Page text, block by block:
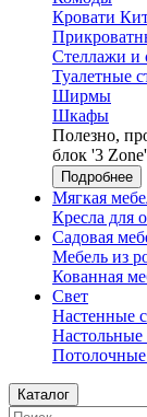
Кровати
Стеллажи и
Туалетные
Ширмы
Шкафы
Полезно,
блок '3 Zone'
Подробнее
Мягкая
Кресла для
Садовая
Мебель из
Кованная
Свет
Настенные
Настольные
Потолочные
Каталог